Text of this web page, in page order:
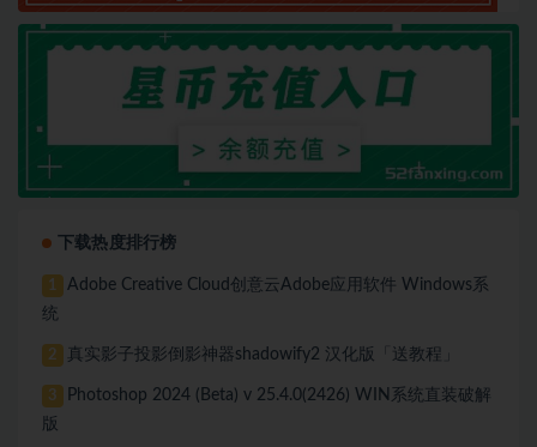
下载热度排行榜
1
Adobe Creative Cloud创意云Adobe应用软件 Windows系
统
2 真实影子投影倒影神器shadowify2 汉化版「送教程」
3
Photoshop 2024 (Beta) v 25.4.0(2426) WIN系统直装破解
版